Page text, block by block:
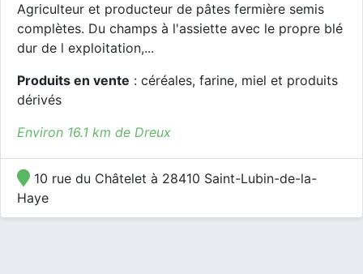
Agriculteur et producteur de pâtes fermière semis
complètes. Du champs à l'assiette avec le propre blé
dur de l exploitation,...
Produits en vente : céréales, farine, miel et produits
dérivés
Environ 16.1 km de Dreux
10 rue du Châtelet à 28410 Saint-Lubin-de-la-
Haye